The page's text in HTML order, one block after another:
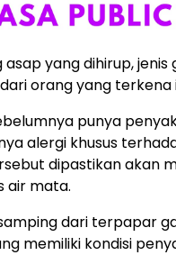
yang dihirup,
orang yang terkena
punya
alergi khusus
dipastikan akan
air mata.
dari terpapar
memiliki kondisi